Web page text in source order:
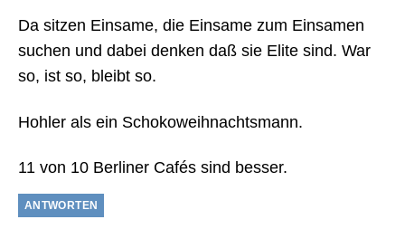
Da sitzen Einsame, die Einsame zum Einsamen
suchen und dabei denken daß sie Elite sind. War
so, ist so, bleibt so.
Hohler als ein Schokoweihnachtsmann.
11 von 10 Berliner Cafés sind besser.
ANTWORTEN